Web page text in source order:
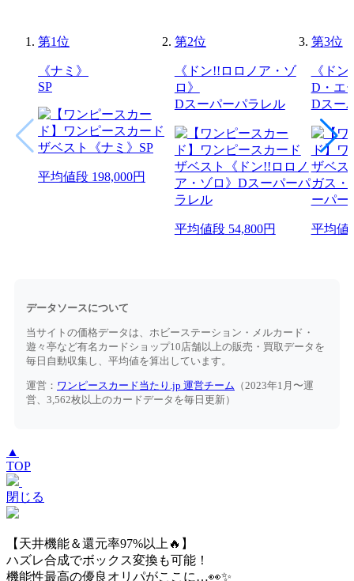
第1位
《ナミ》
SP
平均値段 198,000円
第2位
《ドン!!ロロノア・ゾ
ロ》
Dスーパーパラレル
平均値段54,800円
第3位
《ド
D・エ
Dスー
平均値
データソースについて
当サイトの価格データは、ホビーステーション・メルカード・
遊々亭など有名カードショップ10店舗以上の販売・買取データを
毎日自動収集し、平均値を算出しています。
運営： ワンピースカード当たり.jp 運営チーム （2023年1月〜運
営、3,562枚以上のカードデータを毎日更新）
▲
TOP
閉じる
【天井機能＆還元率97%以上🔥】
ハズレ合成でボックス変換も可能！
機能性最高の優良オリパがここに…👀✨